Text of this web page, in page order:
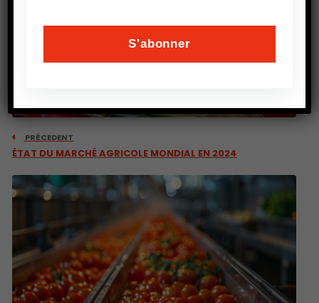
PRÉCEDENT
ÉTAT DU MARCHÉ AGRICOLE MONDIAL EN 2024